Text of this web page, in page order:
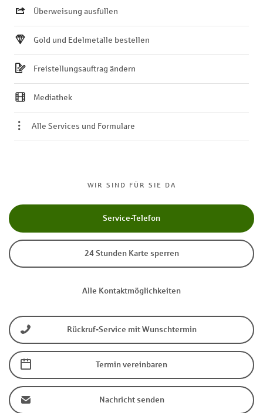
WIR SIND FÜR SIE DA
Service-Telefon
24 Stunden Karte sperren
Alle Kontaktmöglichkeiten
Rückruf-Service mit Wunschtermin
Termin vereinbaren
Nachricht senden
Überweisung ausfüllen
Gold und Edelmetalle bestellen
Freistellungsauftrag ändern
Mediathek
Alle Services und Formulare